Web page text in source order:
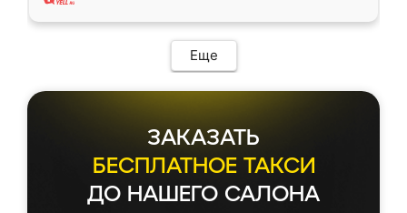
Еще
ЗАКАЗАТЬ
БЕСПЛАТНОЕ ТАКСИ
ДО НАШЕГО САЛОНА